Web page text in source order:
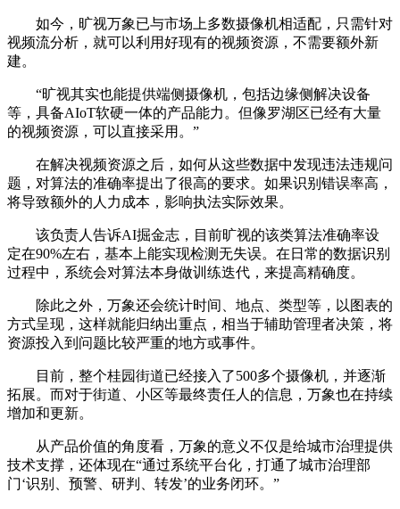
如今，旷视万象已与市场上多数摄像机相适配，只需针对
视频流分析，就可以利用好现有的视频资源，不需要额外新
建。
“旷视其实也能提供端侧摄像机，包括边缘侧解决设备
等，具备AIoT软硬一体的产品能力。但像罗湖区已经有大量
的视频资源，可以直接采用。”
在解决视频资源之后，如何从这些数据中发现违法违规问
题，对算法的准确率提出了很高的要求。如果识别错误率高，
将导致额外的人力成本，影响执法实际效果。
该负责人告诉AI掘金志，目前旷视的该类算法准确率设
定在90%左右，基本上能实现检测无失误。在日常的数据识别
过程中，系统会对算法本身做训练迭代，来提高精确度。
除此之外，万象还会统计时间、地点、类型等，以图表的
方式呈现，这样就能归纳出重点，相当于辅助管理者决策，将
资源投入到问题比较严重的地方或事件。
目前，整个桂园街道已经接入了500多个摄像机，并逐渐
拓展。而对于街道、小区等最终责任人的信息，万象也在持续
增加和更新。
从产品价值的角度看，万象的意义不仅是给城市治理提供
技术支撑，还体现在“通过系统平台化，打通了城市治理部
门‘识别、预警、研判、转发’的业务闭环。”